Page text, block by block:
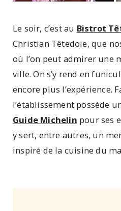
Le soir, c’est au Bistrot
Christian Têtedoie, que
où l’on peut admirer une
ville. On s’y rend en
encore plus l’expérience.
l’établissement possède
Guide Michelin pour ses
y sert, entre autres, un
inspiré de la cuisine du